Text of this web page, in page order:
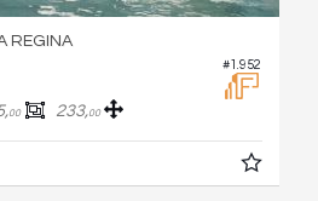
#1.952
REGINA
00 233,00